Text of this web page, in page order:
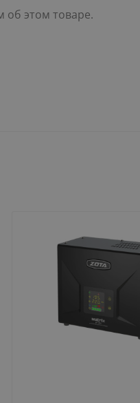
об этом товаре.